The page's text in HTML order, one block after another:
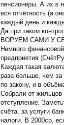
пенсионеры. А их в
вся отчётность (а
каждый день и
Да при таком
ВОРУЕМ САМИ У
Немного
предприятия
Каждая такая
раза больше, чем
по закону, и в
Собрали от
отступление.
счёта, за услуги
налоги. В 2000ср,